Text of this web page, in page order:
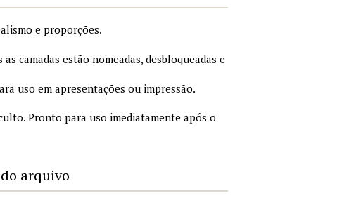
e proporções.
camadas estão nomeadas, desbloqueadas e
uso em apresentações ou impressão.
Pronto para uso imediatamente após o
arquivo